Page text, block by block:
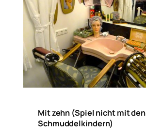
Mit zehn (Spiel nicht mit den
Schmuddelkindern)